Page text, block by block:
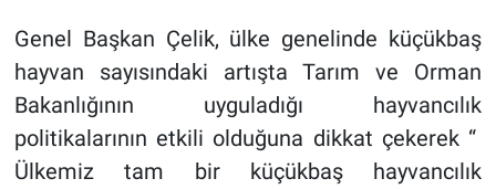
Genel Başkan Çelik, ülke genelinde küçükbaş
hayvan sayısındaki artışta Tarım ve Orman
Bakanlığının uyguladığı hayvancılık
politikalarının etkili olduğuna dikkat çekerek “
Ülkemiz tam bir küçükbaş hayvancılık